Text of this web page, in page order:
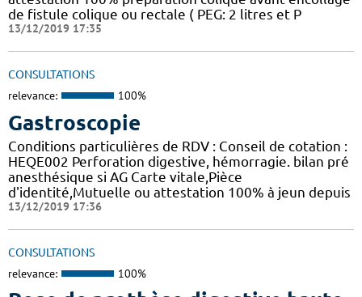
de fistule colique ou rectale ( PEG: 2 litres et P
13/12/2019 17:35
CONSULTATIONS
relevance: 100%
Gastroscopie
Conditions particulières de RDV : Conseil de cotation :
HEQE002 Perforation digestive, hémorragie. bilan pré
anesthésique si AG Carte vitale,Pièce
d'identité,Mutuelle ou attestation 100% à jeun depuis
13/12/2019 17:36
CONSULTATIONS
relevance: 100%